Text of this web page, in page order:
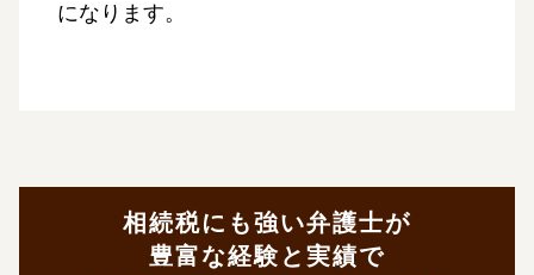
になります。
相続税にも強い弁護士が
豊富な経験と実績で